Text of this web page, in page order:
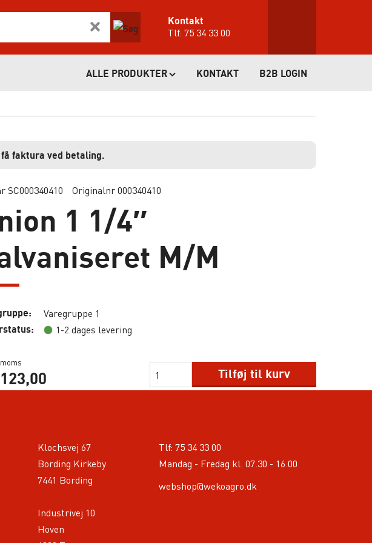
Kontakt
Tlf:75 34 33 00
ALLE PRODUKTER KONTAKT B2B LOGIN
faktura ved betaling.
SC000340410 Originalnr 000340410
1 1/4″
M/M
Varegruppe 1
1-2 dages levering
123,00 Tilføj til kurv
Klochsvej 67
Bording Kirkeby
7441 Bording
Industrivej 10
Hoven
Tlf: 75 34 33 00
Mandag - Fredag kl. 07.30 - 16.00
webshop@wekoagro.dk